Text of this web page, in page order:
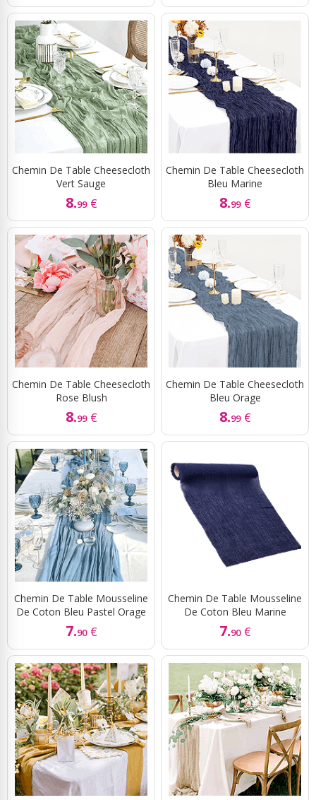
Chemin De Table Cheesecloth
Vert Sauge
8.99 €
Chemin De Table Cheesecloth
Bleu Marine
8.99 €
Chemin De Table Cheesecloth
Rose Blush
8.99 €
Chemin De Table Cheesecloth
Bleu Orage
8.99 €
Chemin De Table Mousseline
De Coton Bleu Pastel Orage
7.90 €
Chemin De Table Mousseline
De Coton Bleu Marine
7.90 €